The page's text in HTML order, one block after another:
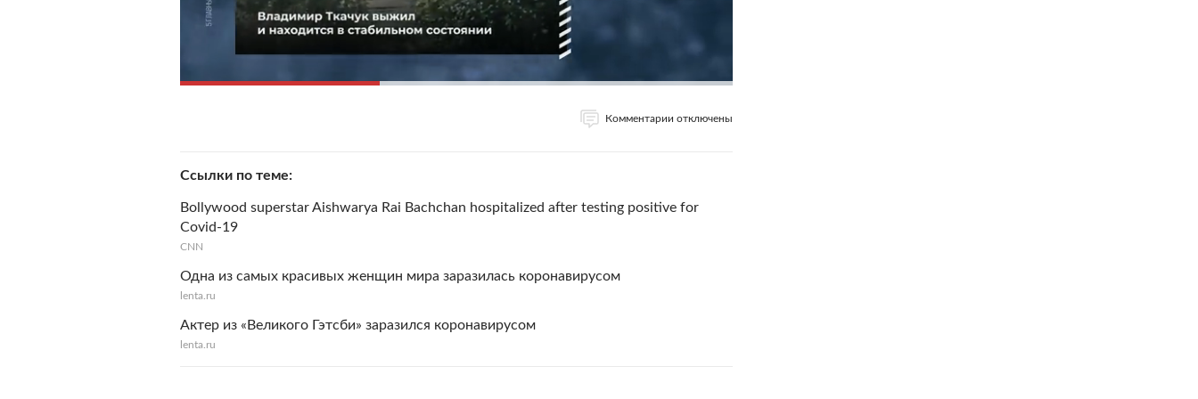
Комментарии отключены
Ссылки по теме
Bollywood superstar Aishwarya Rai Bachchan hospitalized after testing positive for
Covid-19
CNN
Одна из самых красивых женщин мира заразилась коронавирусом
lenta.ru
Актер из «Великого Гэтсби» заразился коронавирусом
lenta.ru